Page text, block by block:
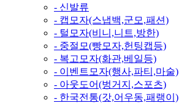
- 신발류
- 캡모자(스냅백,군모,패션)
- 털모자(비니,니트,방한)
- 중절모(빵모자,헌팅캡등)
- 복고모자(화관,베일등)
- 이벤트모자(행사,파티,마술)
- 아웃도어(벙거지,스포츠)
- 한국전통(갓,어우동,패랭이)